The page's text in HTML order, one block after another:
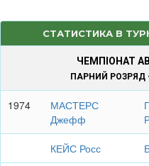
СТАТИСТИКА В
ЧЕМПІОНАТ
ПАРНИЙ РОЗРЯД
1974
МАСТЕРС
Джефф
КЕЙС Росс